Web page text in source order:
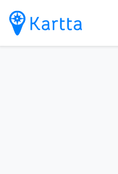
sisältöön